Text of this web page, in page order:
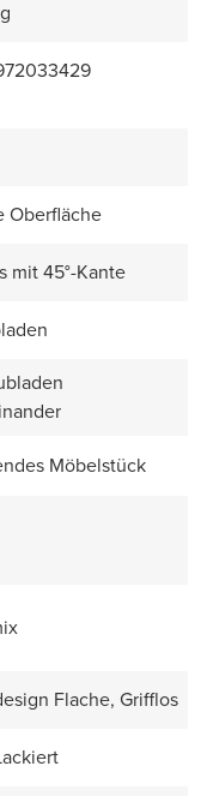
Oberfläche
mit 45°-Kante
Möbelstück
Flache, Grifflos